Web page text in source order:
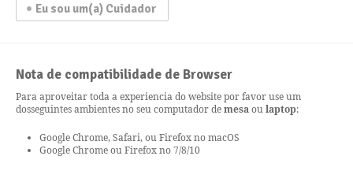
Eu sou um(a) Cuidador
Nota de compatibilidade de Browser
Para aproveitar toda a experiencia do website por favor use um
dosseguintes ambientes no seu computador demesaoulaptop:
Google Chrome, Safari, ou Firefox no macOS
Google Chrome ou Firefox no 7/8/10